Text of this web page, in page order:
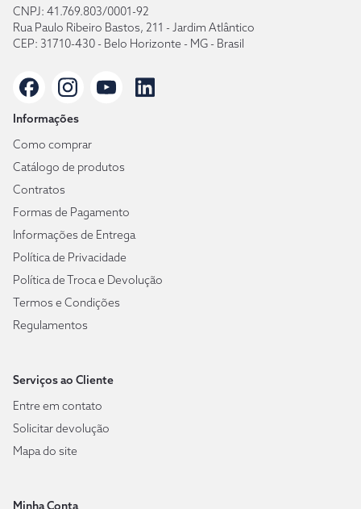
CNPJ: 41.769.803/0001-92
Rua Paulo Ribeiro Bastos, 211 - Jardim Atlântico
CEP: 31710-430 - Belo Horizonte - MG - Brasil
Informações
Como comprar
Catálogo de produtos
Contratos
Formas de Pagamento
Informações de Entrega
Política de Privacidade
Política de Troca e Devolução
Termos e Condições
Regulamentos
Serviços ao Cliente
Entre em contato
Solicitar devolução
Mapa do site
Minha Conta